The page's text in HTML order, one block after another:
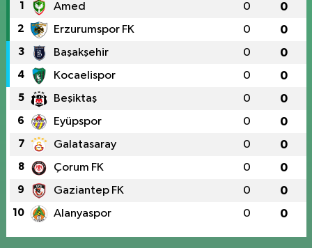
1 Amed 0 0
2 Erzurumspor FK 0 0
3 Başakşehir 0 0
4 Kocaelispor 0 0
5 Beşiktaş 0 0
6 Eyüpspor 0 0
7 Galatasaray 0 0
8 Çorum FK 0 0
9 Gaziantep FK 0 0
10 Alanyaspor 0 0